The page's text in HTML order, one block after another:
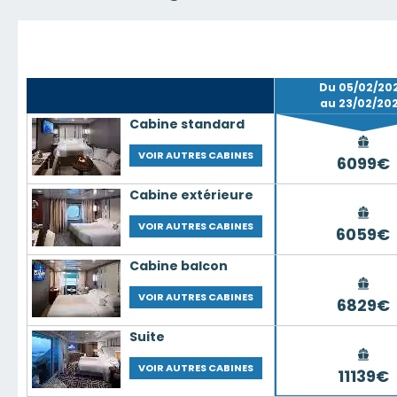
Cabine standard
VOIR AUTRES CABINES
Cabine extérieure
VOIR AUTRES CABINES
Cabine balcon
VOIR AUTRES CABINES
Suite
VOIR AUTRES CABINES
Du 05/02/
au 23/02/
6099€
6059€
6829€
11139€